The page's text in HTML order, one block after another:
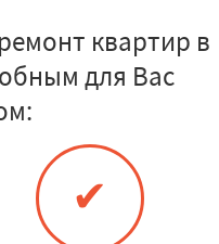
квартир в
для Вас
✔